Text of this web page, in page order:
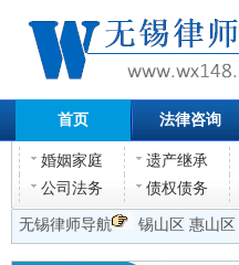
首页 法律咨询
婚姻家庭 遗产继承
公司法务
债权债务
无锡律师导航 锡山区 惠山区